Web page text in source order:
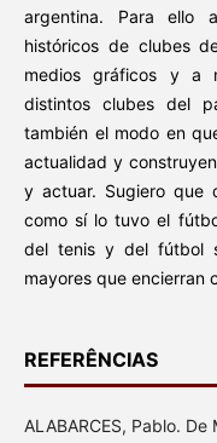
argentina. Para ello
históricos de clubes
medios gráficos y a
distintos clubes del
también el modo en
actualidad y
y actuar. Sugiero que
como sí lo tuvo el
del tenis y del fútbol
mayores que encierran
REFERÊNCIAS
ALABARCES, Pablo.